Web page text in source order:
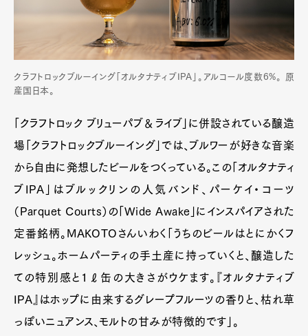
クラフトロックブルーイング「オルタナティブIPA」。アルコール度数6%。 原
産国日本。
「クラフトロック ブリューパブ＆ライブ」に併設されている醸造
場「クラフトロックブルーイング」では、ブルワーが好きな音楽
から自由に発想したビールをつくっている。この「オルタナティ
ブIPA」はブルックリンの人気バンド、パーケイ・コーツ
（Parquet Courts）の「Wide Awake」にインスパイアされた
定番銘柄。MAKOTOさんいわく「うちのビールはとにかくフ
レッシュ。ホームパーティの手土産に持っていくと、醸造した
ての特別感と1ℓ缶の大きさがウケます。『オルタナティブ
IPA』はホップに由来するグレープフルーツの香りと、枯れ草
っぽいニュアンス、モルトの甘みが特徴的です」。